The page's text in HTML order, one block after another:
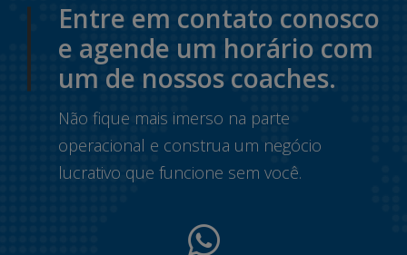
Entre em contato conosco
e agende um horário com
um de nossos coaches.
Não fique mais imerso na parte
operacional e construa um negócio
lucrativo que funcione sem você.